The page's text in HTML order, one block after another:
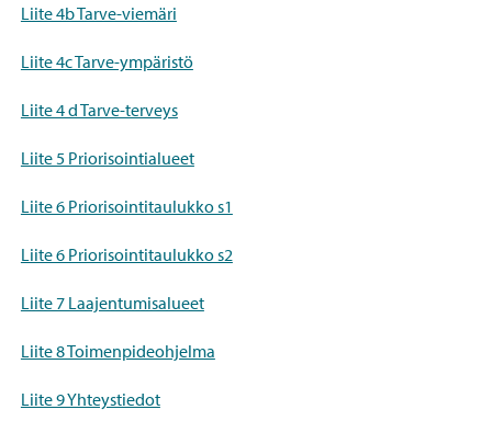
Liite 4b Tarve-viemäri
Liite 4c Tarve-ympäristö
Liite 4 d Tarve-terveys
Liite 5 Priorisointialueet
Liite 6 Priorisointitaulukko s1
Liite 6 Priorisointitaulukko s2
Liite 7 Laajentumisalueet
Liite 8 Toimenpideohjelma
Liite 9 Yhteystiedot